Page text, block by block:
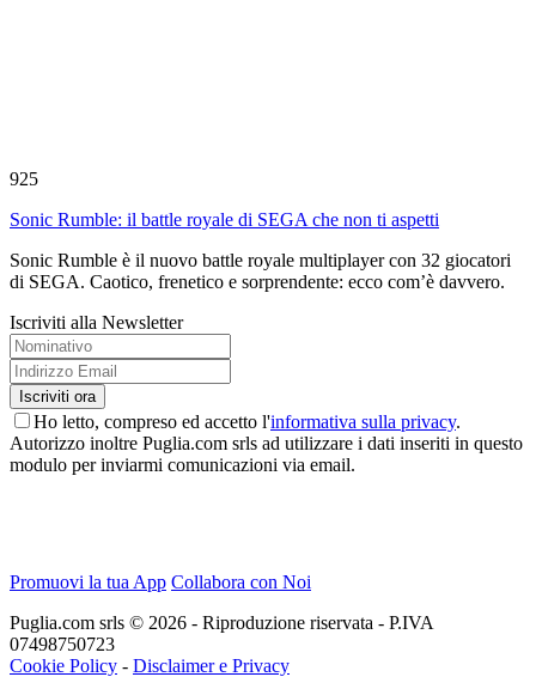
925
Sonic Rumble: il battle royale di SEGA che non ti aspetti
Sonic Rumble è il nuovo battle royale multiplayer con 32 giocatori
di SEGA. Caotico, frenetico e sorprendente: ecco com’è davvero.
Iscriviti alla Newsletter
Ho letto, compreso ed accetto l'informativa sulla privacy.
Autorizzo inoltre Puglia.com srls ad utilizzare i dati inseriti in questo
modulo per inviarmi comunicazioni via email.
Promuovi la tua App Collabora con Noi
Puglia.com srls © 2026 - Riproduzione riservata - P.IVA
07498750723
Cookie Policy - Disclaimer e Privacy